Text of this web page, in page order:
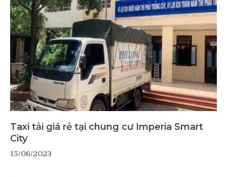
Taxi tải giá rẻ tại chung cư Imperia Smart
City
15/06/2023